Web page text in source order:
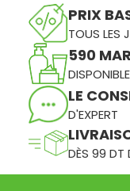
PRIX
TOUS LES
590
LE
D'EXPERT
DÈS 99 DT